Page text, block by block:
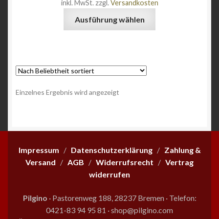
inkl. MwSt. zzgl.Versandkosten
Ausführung wählen
Produktseite
gewählt
Einzelnes Ergebnis wird angezeigt
Impressum / Datenschutzerklärung/ Zahlung &
Versand / AGB / Widerrufsrecht / Vertrag
widerrufen
Pilgino · Pastorenweg 188, 28237 Bremen ·Telefon:
0421-83 94 95 81 ·shop@pilgino.com